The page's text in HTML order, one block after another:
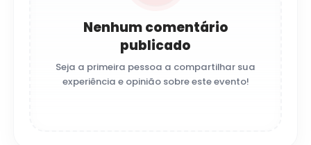
Nenhum comentário
publicado
Seja a primeira pessoa a compartilhar sua
experiência e opinião sobre este evento!